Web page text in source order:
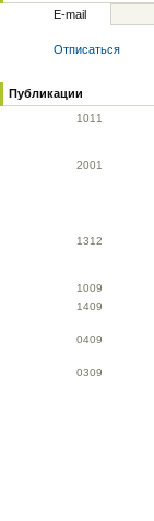
E-mail
Отписаться
Публикации
1011
2001
1312
1009
1409
0409
0309